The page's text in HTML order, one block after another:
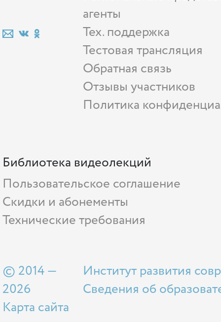
агенты
Тех. поддержка
Тестовая трансляция
Обратная связь
Отзывы участников
Политика
Библиотека видеолекций
Пользовательское соглашение
Скидки и абонементы
Технические требования
© 2014 —
2026
Карта сайта
Институт развития
Сведения об